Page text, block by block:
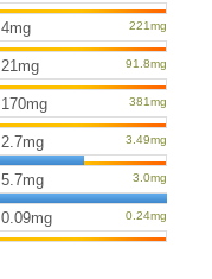
4mg
21mg
170mg
2.7mg
5.7mg
0.09mg